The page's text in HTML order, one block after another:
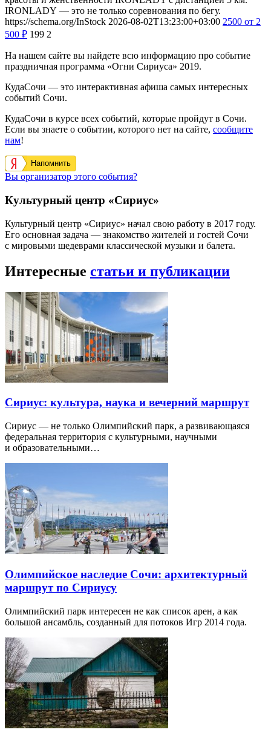
IRONLADY — это не только соревнования по бегу.
https://schema.org/InStock 2026-08-02T13:23:00+03:00 2500 от 2
500 ₽ 199 2
На нашем сайте вы найдете всю информацию про событие
праздничная программа «Огни Сириуса» 2019.
КудаСочи — это интерактивная афиша самых интересных
событий Сочи.
КудаСочи в курсе всех событий, которые пройдут в Сочи.
Если вы знаете о событии, которого нет на сайте, сообщите
нам!
Напомнить
Вы организатор этого события?
Культурный центр «Сириус»
Культурный центр «Сириус» начал свою работу в 2017 году.
Его основная задача — знакомство жителей и гостей Сочи
с мировыми шедеврами классической музыки и балета.
Интересные статьи и публикации
Сириус: культура, наука и вечерний маршрут
Сириус — не только Олимпийский парк, а развивающаяся
федеральная территория с культурными, научными
и образовательными…
Олимпийское наследие Сочи: архитектурный
маршрут по Сириусу
Олимпийский парк интересен не как список арен, а как
большой ансамбль, созданный для потоков Игр 2014 года.